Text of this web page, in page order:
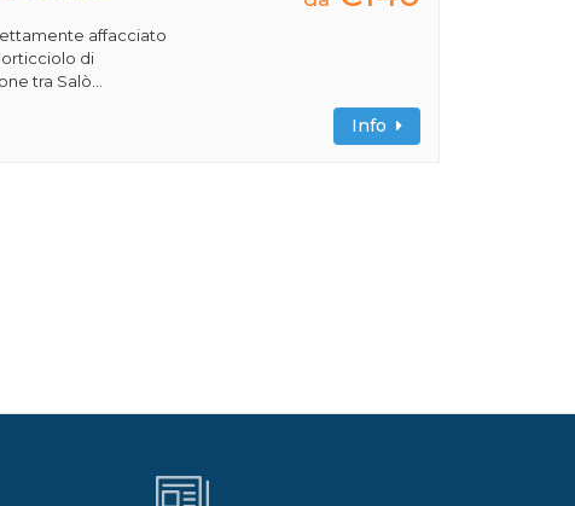
affacciato
di
tra Salò...
Info